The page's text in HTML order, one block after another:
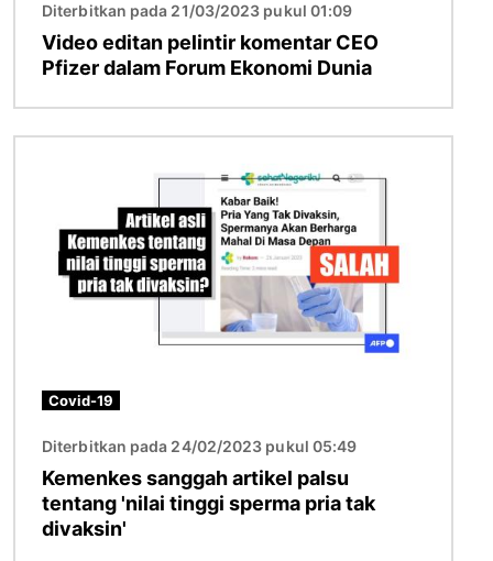
Diterbitkan pada 21/03/2023 pukul 01:09
Video editan pelintir komentar CEO
Pfizer dalam Forum Ekonomi Dunia
Covid-19
Diterbitkan pada 24/02/2023 pukul 05:49
Kemenkes sanggah artikel palsu
tentang 'nilai tinggi sperma pria tak
divaksin'